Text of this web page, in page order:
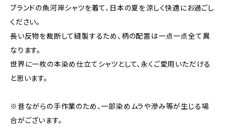
ブランドの魚河岸シャツを着て、日本の夏を涼しく快適にお過ごし
ください。
長い反物を裁断して縫製するため、柄の配置は一点一点全て異
なります。
世界に一枚の本染め仕立てシャツとして、永くご愛用いただける
と思います。
※昔ながらの手作業のため、一部染めムラや滲み等が生じる場
合がございます。